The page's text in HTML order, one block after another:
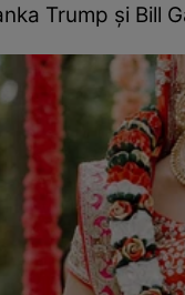
Trump și Bill